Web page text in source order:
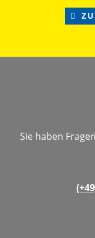
Sie haben